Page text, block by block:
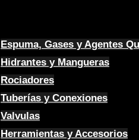
Espuma, Gases y Agentes
Hidrantes y Mangueras
Rociadores
Tuberías y Conexiones
Valvulas
Herramientas y Accesorios